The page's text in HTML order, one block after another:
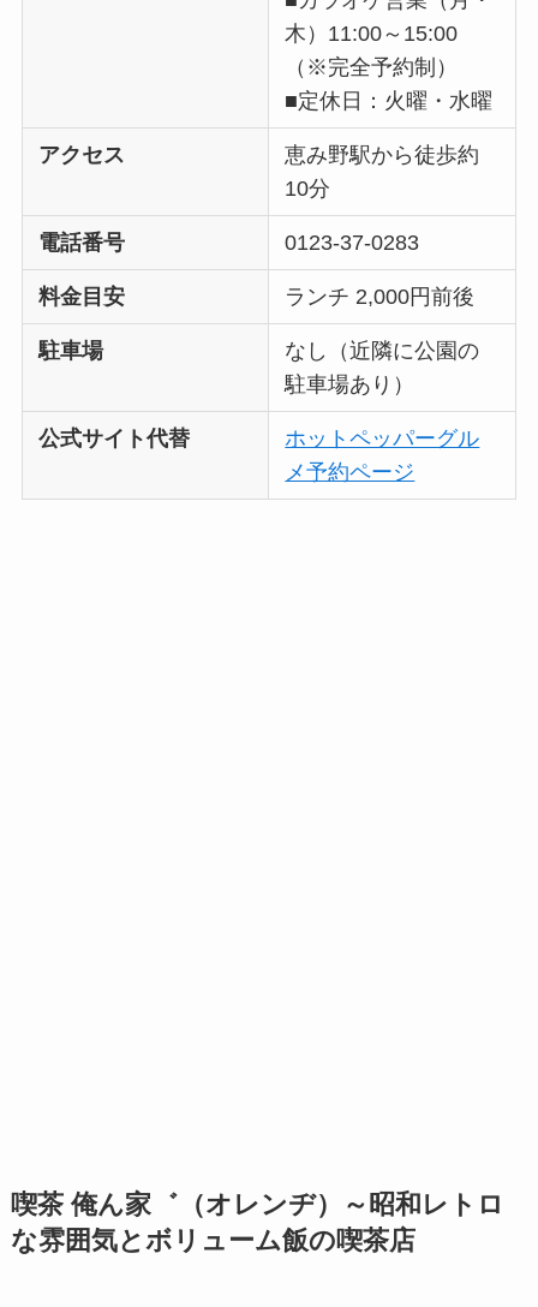
木）11:00～15:00
（※完全予約制）
■定休日：火曜・水曜
アクセス
恵み野駅から徒歩約
10分
電話番号 0123-37-0283
料金目安 ランチ 2,000円前後
駐車場
なし（近隣に公園の
駐車場あり）
公式サイト代替
ホットペッパーグル
メ予約ページ
喫茶 俺ん家゛（オレンヂ）～昭和レトロ
な雰囲気とボリューム飯の喫茶店